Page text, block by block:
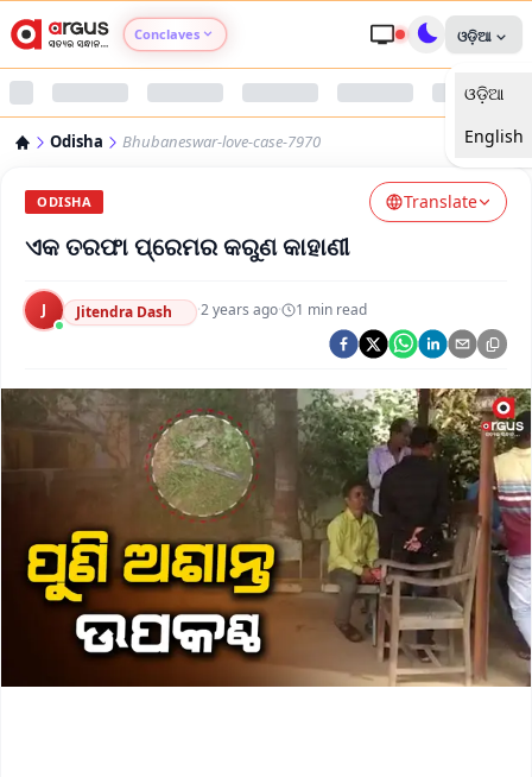
Conclaves
Argus Swaad Odisha
Argus Chalo Dekhein Apna Desh
ଓଡ଼ିଆ
ଓଡ଼ିଆ
English
Odisha Bhubaneswar-love-case-7970
ODISHA Translate
ଏକ ତରଫା ପ୍ରେମର କରୁଣ କାହାଣୀ
J Jitendra Dash ·2 years ago· 1 min read